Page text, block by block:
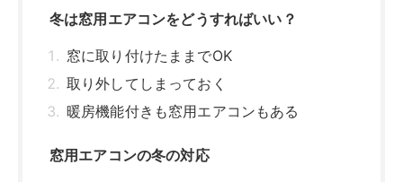
冬は窓用エアコンをどうすればいい？
窓に取り付けたままでOK
取り外してしまっておく
暖房機能付きも窓用エアコンもある
窓用エアコンの冬の対応